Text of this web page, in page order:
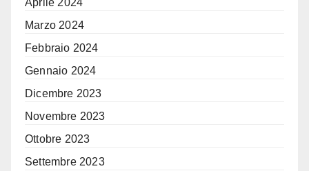
Aprile 2024
Marzo 2024
Febbraio 2024
Gennaio 2024
Dicembre 2023
Novembre 2023
Ottobre 2023
Settembre 2023